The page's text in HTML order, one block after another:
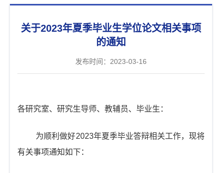
l
关于2023年夏季毕业生学位论文相关事项
的通知
发布时间：2023-03-16
各研究室、研究生导师、教辅员、毕业生：
为顺利做好2023年夏季毕业答辩相关工作，现将
有关事项通知如下：